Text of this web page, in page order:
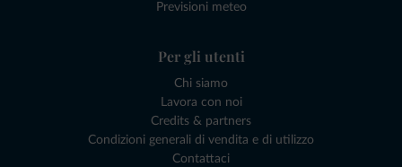
Previsioni meteo
Per gli utenti
Chi siamo
Lavora con noi
Credits & partners
Condizioni generali di vendita e di utilizzo
Contattaci